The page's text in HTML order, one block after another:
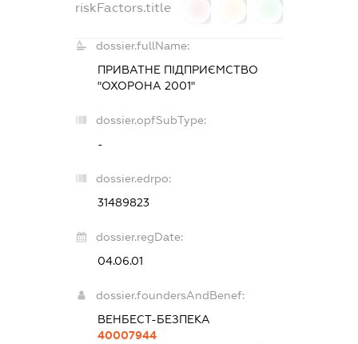
riskFactors.title
dossier.fullName:
ПРИВАТНЕ ПІДПРИЄМСТВО
"ОХОРОНА 2001"
dossier.opfSubType:
-
dossier.edrpo:
31489823
dossier.regDate:
04.06.01
dossier.foundersAndBenef:
ВЕНБЕСТ-БЕЗПЕКА
40007944